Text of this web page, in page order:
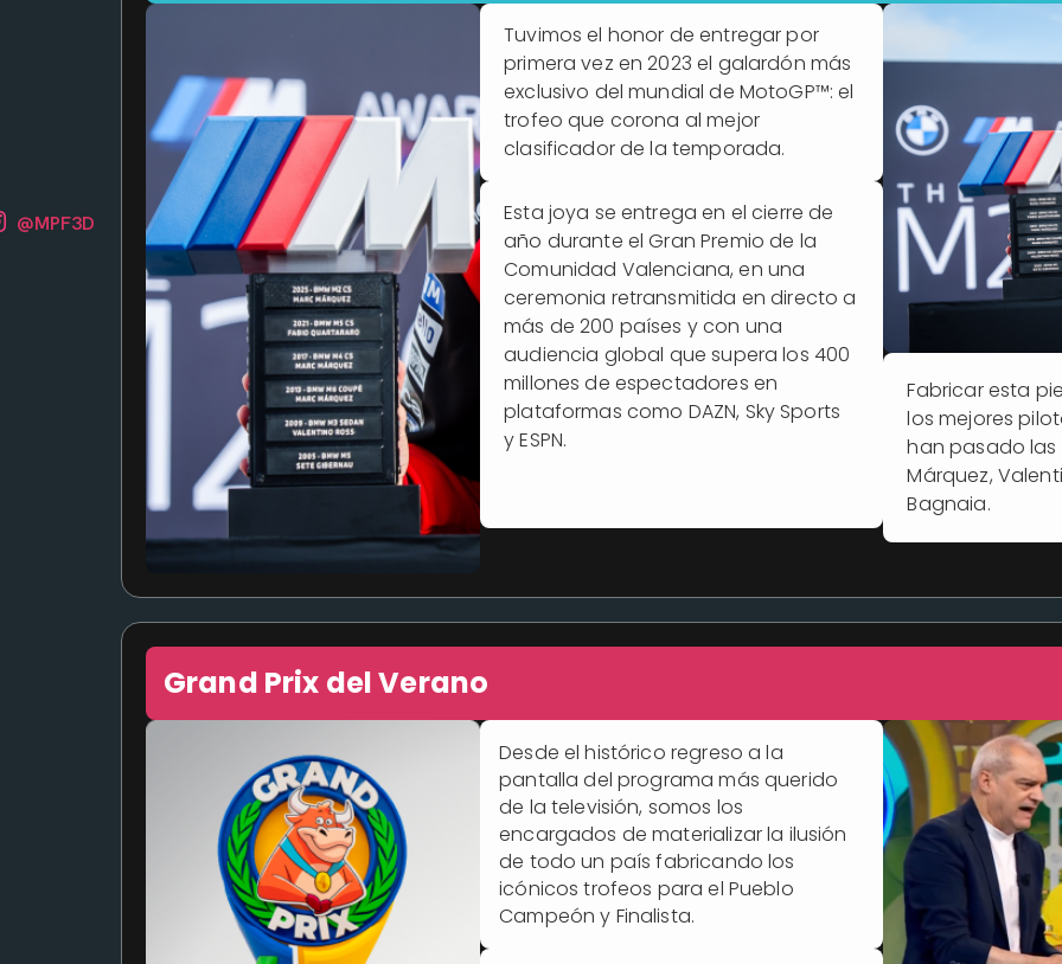
Tuvimos el honor de entregar por
primera vez en 2023 el galardón más
exclusivo del mundial de MotoGP™: el
trofeo que corona al mejor
clasificador de la temporada.
Esta joya se entrega en el cierre de
año durante el Gran Premio de la
Comunidad Valenciana, en una
ceremonia retransmitida en directo a
más de 200 países y con una
audiencia global que supera los 400
millones de espectadores en
plataformas como DAZN, Sky Sports
y ESPN.
Fabricar esta
los mejores
han pasado
Márquez,
Bagnaia.
Grand Prix del Verano
Desde el histórico regreso a la
pantalla del programa más querido
de la televisión, somos los
encargados de materializar la ilusión
de todo un país fabricando los
icónicos trofeos para el Pueblo
Campeón y Finalista.
@MPF3D